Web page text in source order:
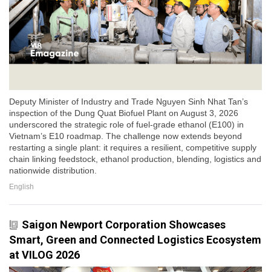
Deputy Minister of Industry and Trade Nguyen Sinh Nhat Tan’s
inspection of the Dung Quat Biofuel Plant on August 3, 2026
underscored the strategic role of fuel-grade ethanol (E100) in
Vietnam’s E10 roadmap. The challenge now extends beyond
restarting a single plant: it requires a resilient, competitive supply
chain linking feedstock, ethanol production, blending, logistics and
nationwide distribution.
English
Saigon Newport Corporation Showcases
Smart, Green and Connected Logistics Ecosystem
at VILOG 2026